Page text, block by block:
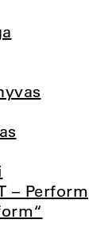
– Perform